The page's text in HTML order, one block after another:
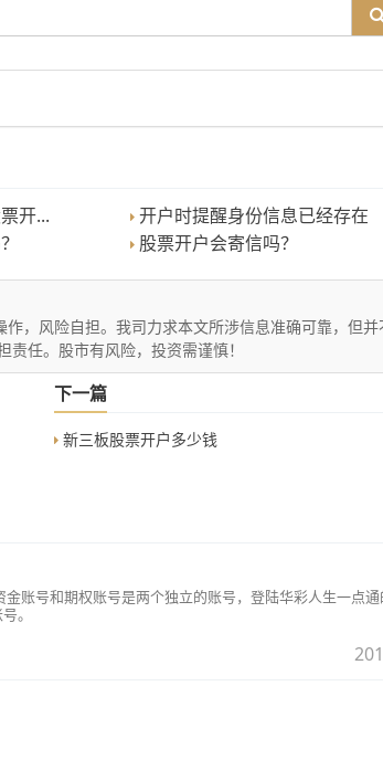
开...
开户时提醒身份信息已经存在
股票开户会寄信吗？
，风险自担。我司力求本文所涉信息准确可靠，但并
任。股市有风险，投资需谨慎！
下一篇
新三板股票开户多少钱
账号和期权账号是两个独立的账号，登陆华彩人生一点
。